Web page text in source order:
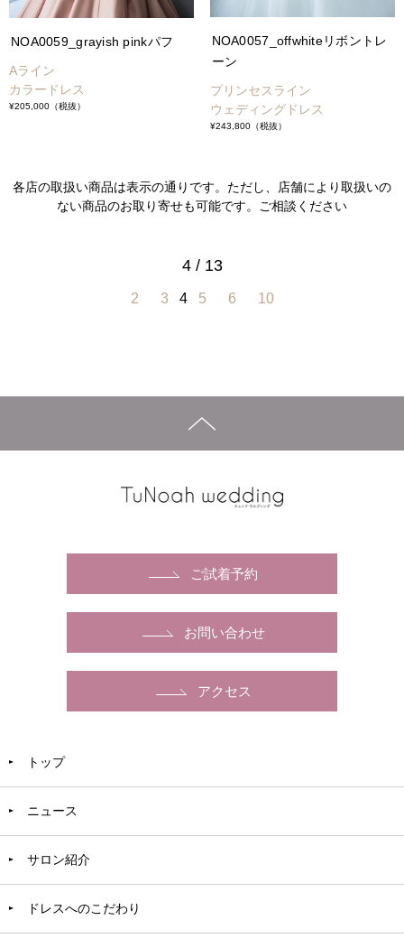
NOA0059_grayish pinkパフ
Aライン
カラードレス
¥205,000 （税抜）
NOA0057_offwhiteリボントレ
ーン
プリンセスライン
ウェディングドレス
¥243,800（税抜）
各店の取扱い商品は表示の通りです。ただし、店舗により取扱いの
ない商品のお取り寄せも可能です。ご相談ください
4 / 13
2 3 4 5 6 10
ご試着予約
お問い合わせ
アクセス
トップ
ニュース
サロン紹介
ドレスへのこだわり